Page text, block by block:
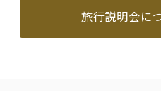
旅行説明会に